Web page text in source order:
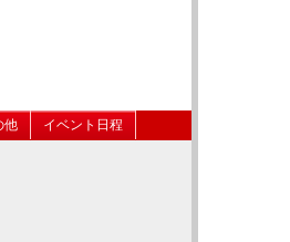
他 イベント日程